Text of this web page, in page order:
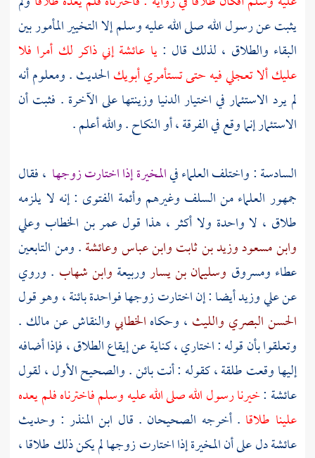
يثبت عن رسول الله صلى الله عليه وسلم إلا التخيير المأمور بين
البقاء والطلاق ، لذلك قال :يا عائشةإني ذاكر لك أمرا فلا
عليك ألا تعجلي فيه حتى تستأمري أبويكالحديث . ومعلوم أنه
لم يرد الاستئمار في اختيار الدنيا وزينتها على الآخرة . فثبت أن
الاستئمار إنما وقع في الفرقة ، أو النكاح . والله أعلم .
السادسة : واختلف العلماء فيالمخيرة إذا اختارت زوجها ، فقال
جمهور العلماء من السلف وغيرهم وأئمة الفتوى : إنه لا يلزمه
طلاق ، لا واحدة ولا أكثر ، هذا قول عمر بن الخطاب وعلي
وابن مسعودوزيد بن ثابتوابن عباسوعائشة. ومن التابعين
عطاء ومسروق وسليمان بن يساروربيعة وابن شهاب . وروي
عنعليوزيدأيضا : إن اختارت زوجها فواحدة بائنة ، وهو قول
الحسن البصري والليث ، وحكاهالخطابيوالنقاشعنمالك .
وتعلقوا بأن قوله : اختاري ، كناية عن إيقاع الطلاق ، فإذا أضافه
إليها وقعت طلقة ، كقوله : أنت بائن . والصحيح الأول ، لقول
عائشة :خيرنا رسول الله صلى الله عليه وسلم فاخترناه فلم يعده
علينا طلاقا . أخرجه الصحيحان . قال ابن المنذر : وحديث
عائشةدل على أن المخيرة إذا اختارت زوجها لم يكن ذلك طلاقا ،